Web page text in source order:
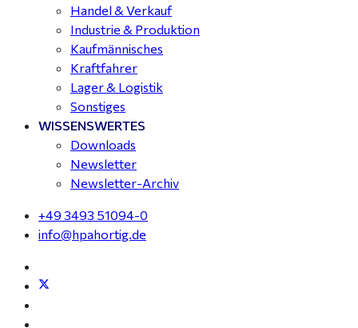
Handel & Verkauf
Industrie & Produktion
Kaufmännisches
Kraftfahrer
Lager & Logistik
Sonstiges
WISSENSWERTES
Downloads
Newsletter
Newsletter-Archiv
+49 3493 51094-0
info@hpahortig.de